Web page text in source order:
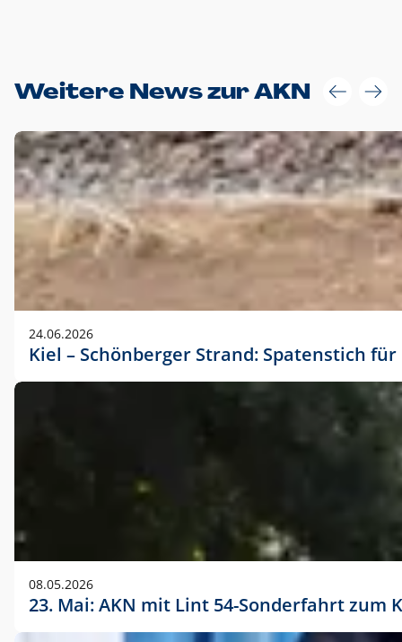
Weitere News zur AKN
24.06.2026
Kiel – Schönberger Strand: Spatenstich
08.05.2026
23. Mai: AKN mit Lint 54-Sonderfahrt